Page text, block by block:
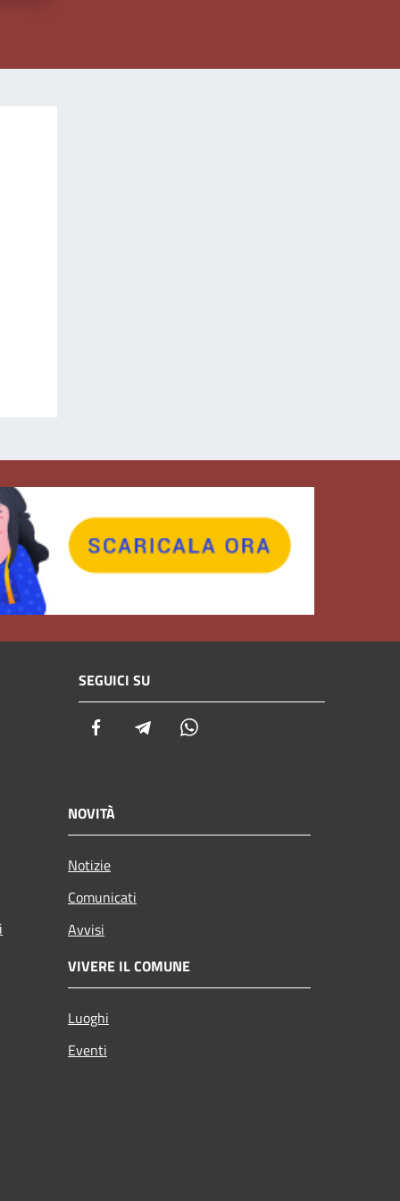
SEGUICI SU
Facebook Telegram
NOVITÀ
Notizie
Comunicati
Avvisi
VIVERE IL COMUNE
Luoghi
Eventi